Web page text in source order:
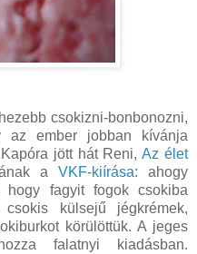
csokizni-bonbonozni,
ember jobban kívánja
jött hát Reni,Az élet
a VKF-kiírása: ahogy
fagyit fogok csokiba
külsejű jégkrémek,
körülöttük. A jeges
falatnyi kiadásban.